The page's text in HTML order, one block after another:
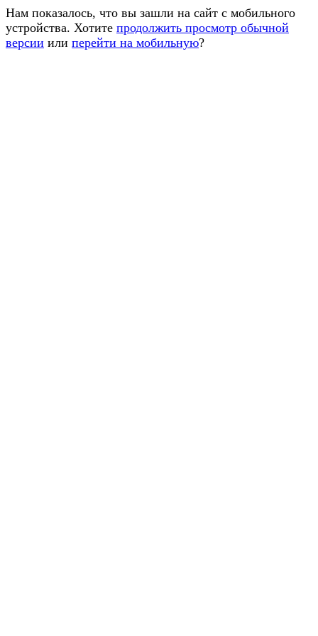
Нам показалось, что вы зашли на сайт с мобильного
устройства. Хотите продолжить просмотр обычной
версии или перейти на мобильную?